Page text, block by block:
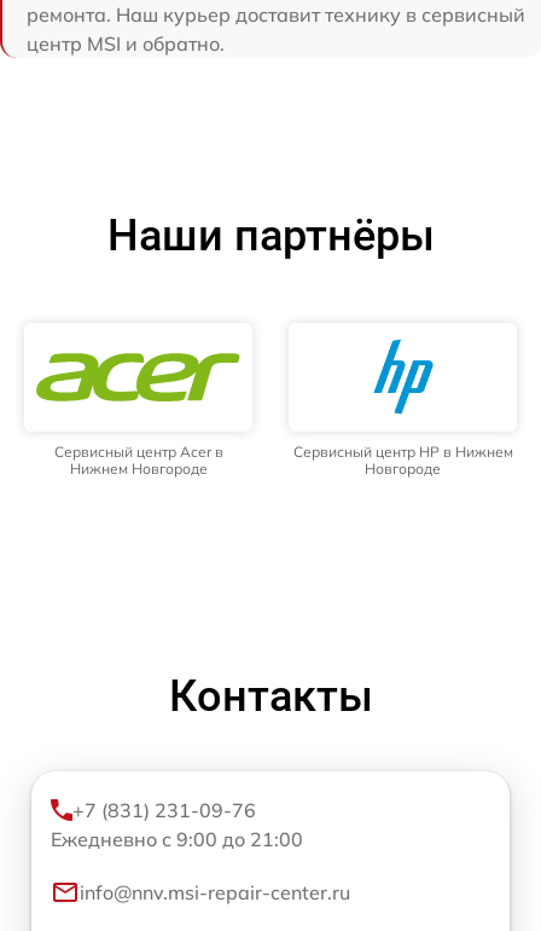
ремонта. Наш курьер доставит технику в сервисный
центр MSI и обратно.
Наши партнёры
Сервисный центр Acer в
Нижнем Новгороде
Сервисный центр HP в Нижнем
Новгороде
Контакты
+7 (831) 231-09-76
Ежедневно с 9:00 до 21:00
info@nnv.msi-repair-center.ru